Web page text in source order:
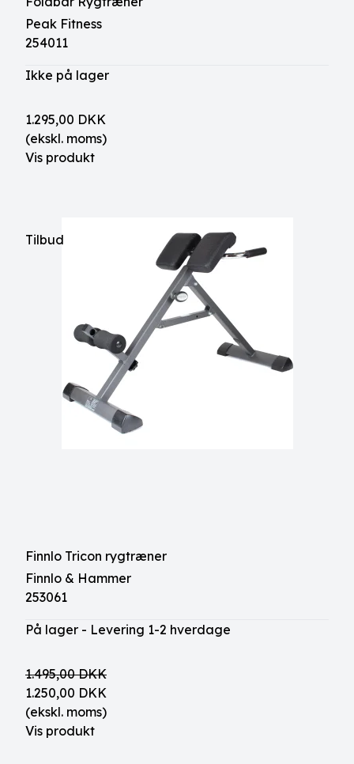
Peak Fitness
254011
Ikke på lager
1.295,00 DKK
(ekskl. moms)
Vis produkt
Tilbud
Finnlo Tricon rygtræner
Finnlo & Hammer
253061
På lager - Levering 1-2 hverdage
1.495,00 DKK
1.250,00 DKK
(ekskl. moms)
Vis produkt